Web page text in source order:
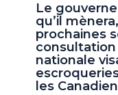
Le
qu’il
prochaines
nationale
les